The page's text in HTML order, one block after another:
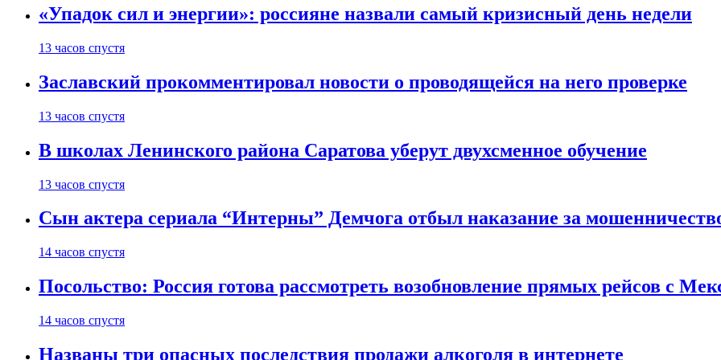
«Упадок сил и энергии»: россияне назвали самый кризисный день недели
13 часов спустя
Заславский прокомментировал новости о проводящейся на него проверке
13 часов спустя
В школах Ленинского района Саратова уберут двухсменное обучение
13 часов спустя
Сын актера сериала “Интерны” Демчога отбыл наказание за
14 часов спустя
Посольство: Россия готова рассмотреть возобновление прямых рейсов с
14 часов спустя
Названы три опасных последствия продажи алкоголя в интернете